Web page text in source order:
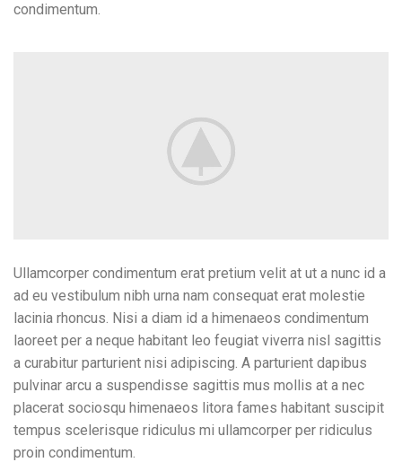
condimentum.
Ullamcorper condimentum erat pretium velit at ut a nunc id a
ad eu vestibulum nibh urna nam consequat erat molestie
lacinia rhoncus. Nisi a diam id a himenaeos condimentum
laoreet per a neque habitant leo feugiat viverra nisl sagittis
a curabitur parturient nisi adipiscing. A parturient dapibus
pulvinar arcu a suspendisse sagittis mus mollis at a nec
placerat sociosqu himenaeos litora fames habitant suscipit
tempus scelerisque ridiculus mi ullamcorper per ridiculus
proin condimentum.